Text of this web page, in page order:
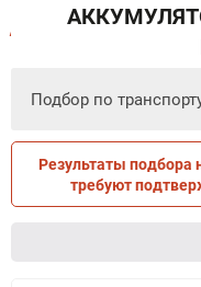
Подбор по
ПО ТРАНСПОРТУ
Результаты подбора
требуют